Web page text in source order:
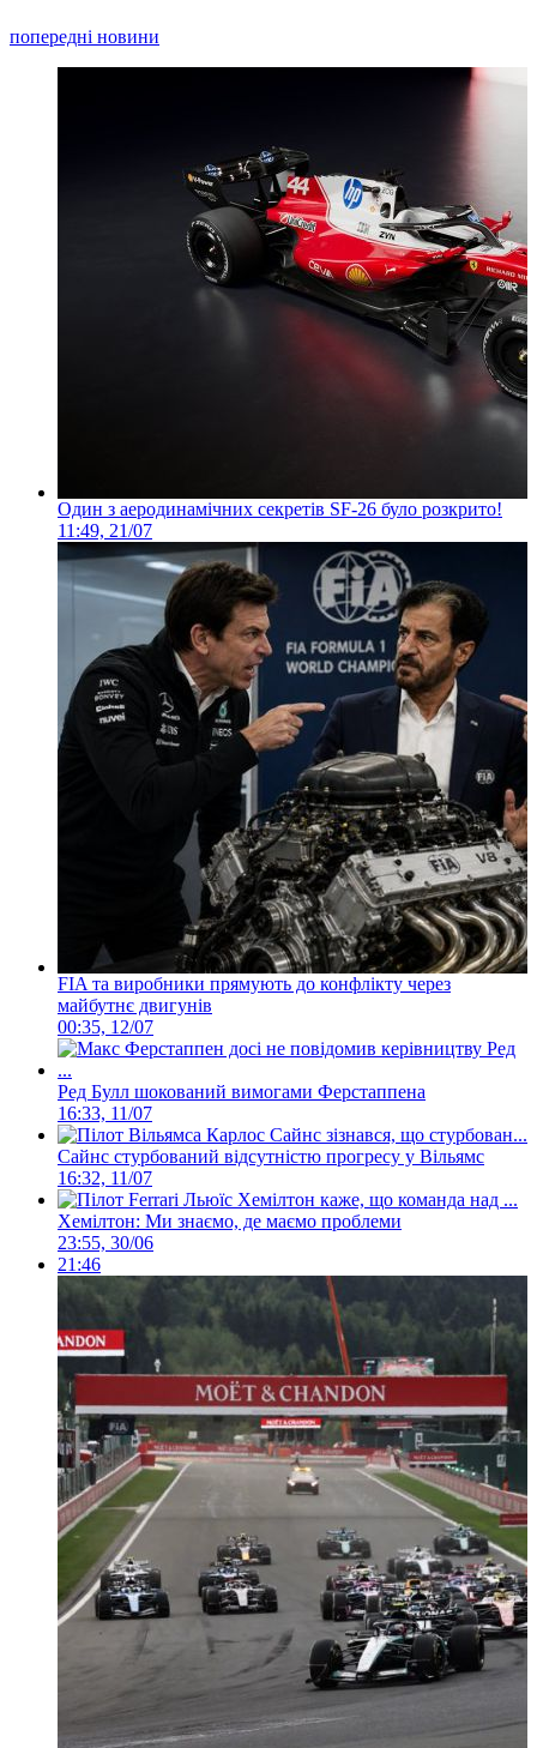
попередні новини
Один з аеродинамічних секретів SF-26 було розкрито!
11:49, 21/07
FIA та виробники прямують до конфлікту через
майбутнє двигунів
00:35, 12/07
Ред Булл шокований вимогами Ферстаппена
16:33, 11/07
Сайнс стурбований відсутністю прогресу у Вільямс
16:32, 11/07
Хемілтон: Ми знаємо, де маємо проблеми
23:55, 30/06
21:46